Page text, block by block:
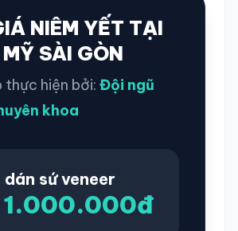
NIÊM YẾT TẠI
SÀI GÒN
thực hiện bởi: Đội ngũ
khoa
dán sứ veneer
1.000.000đ